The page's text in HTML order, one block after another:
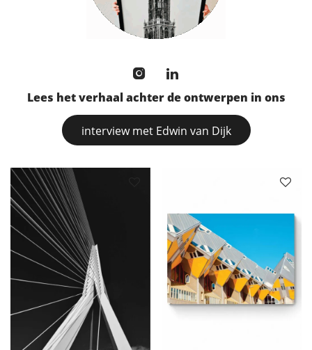
Lees het verhaal achter de ontwerpen in ons
interview met Edwin van Dijk